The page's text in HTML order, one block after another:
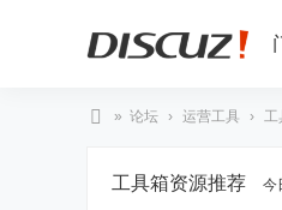
» 论坛 › 运营工具 › 工
工具箱资源推荐 今